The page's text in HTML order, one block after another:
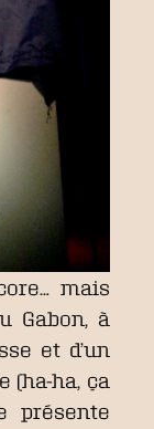
mais
Gabon, à
et d’un
ha, ça
présente